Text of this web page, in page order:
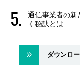
通信事業者の
く秘訣とは
ダウンロ